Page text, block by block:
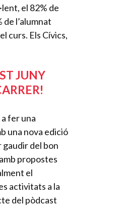
el 82% de
de l’alumnat
curs. Els Cívics,
JUNY
fer una
una nova edició
gaudir del bon
propostes
el
activitats a la
del pòdcast